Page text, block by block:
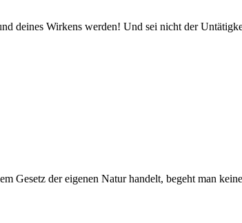
deines Wirkens werden! Und sei nicht der
Gesetz der eigenen Natur handelt, begeht man